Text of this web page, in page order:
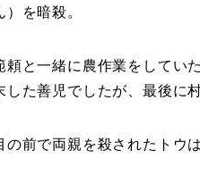
）を暗殺。
頼と一緒に農作業をしてい
した善児でしたが、最後に
の前で両親を殺されたトウ